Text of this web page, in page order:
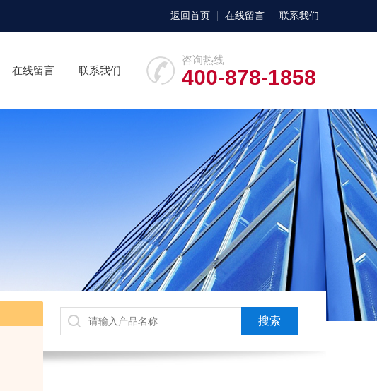
返回首页 在线留言 联系我们
咨询热线
400-878-1858
在线留言 联系我们